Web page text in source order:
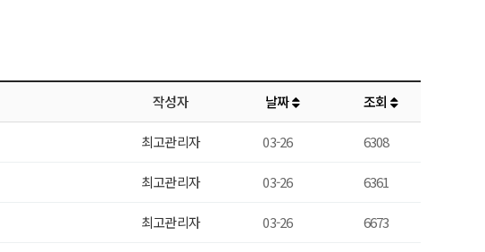
작성자 날짜 조회
최고관리자 03-26 6308
최고관리자 03-26 6361
최고관리자 03-26 6673